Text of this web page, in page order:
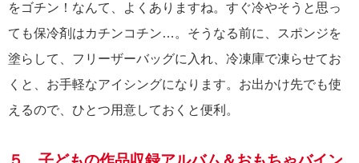
をゴチン！なんて、よくありますね。すぐ冷やそうと思っ
ても保冷剤はカチンコチン…。そうなる前に、スポンジを
塗らして、フリーザーバッグに入れ、冷凍庫で凍らせてお
くと、お手軽なアイシングになります。お出かけ先でも使
えるので、ひとつ用意しておくと便利。